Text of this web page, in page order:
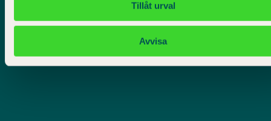
Tillåt urval
Avvisa